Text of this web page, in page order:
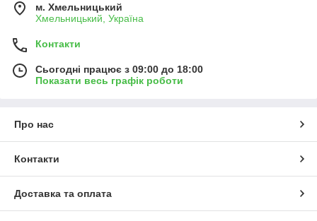
м. Хмельницький
Хмельницький, Україна
Контакти
Сьогодні працює з 09:00 до 18:00
Показати весь графік роботи
Про нас
Контакти
Доставка та оплата